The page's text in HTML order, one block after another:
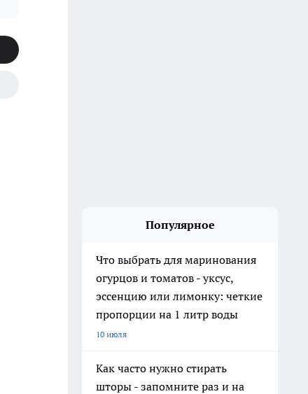
Популярное
Что выбрать для маринования
огурцов и томатов - уксус,
эссенцию или лимонку: четкие
пропорции на 1 литр воды
10 июля
Как часто нужно стирать
шторы - запомните раз и на